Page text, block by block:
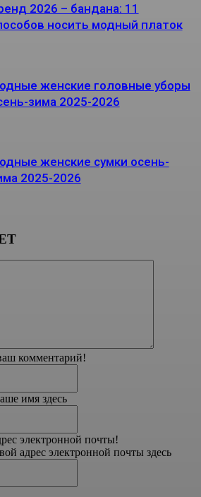
2026 – бандана: 11
носить модный платок
женские головные уборы
зима 2025-2026
женские сумки осень-
2025-2026
комментарий!
имя здесь
электронной почты!
адрес электронной почты здесь